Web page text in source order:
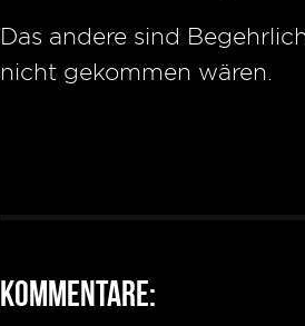
Das andere sind
nicht gekommen wären.
Kommentare: